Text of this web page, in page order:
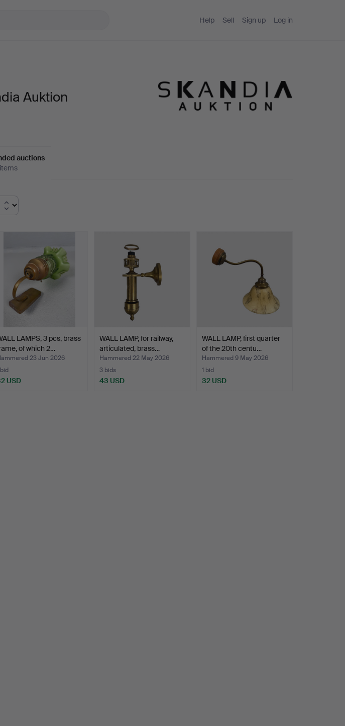
Help Sell Sign up Log in
Auktion
auctions
LAMPS, 3 pcs, brass
of which 2…
23 Jun 2026
bid
USD
WALL LAMP, for railway,
articulated, brass…
Hammered 22 May 2026
3 bids
43 USD
WALL LAMP, first quarter
of the 20th centu…
Hammered 9 May 2026
1 bid
32 USD